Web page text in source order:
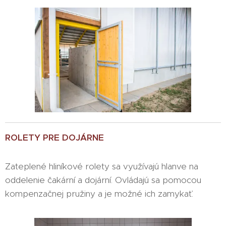
ROLETY PRE DOJÁRNE
Zateplené hliníkové rolety sa využívajú hlanve na
oddelenie čakární a dojární. Ovládajú sa pomocou
kompenzačnej pružiny a je možné ich zamykať.